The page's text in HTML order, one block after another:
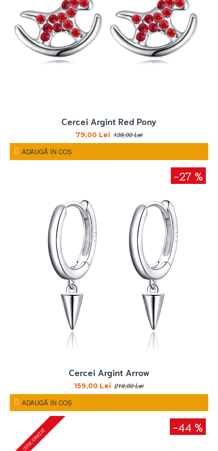
Cercei Argint Red Pony
79,00 Lei 139,00 Lei
ADAUGĂ ÎN COŞ
-27 %
Cercei Argint Arrow
159,00 Lei 219,00 Lei
ADAUGĂ ÎN COŞ
-44 %
STOC EPUIZAT